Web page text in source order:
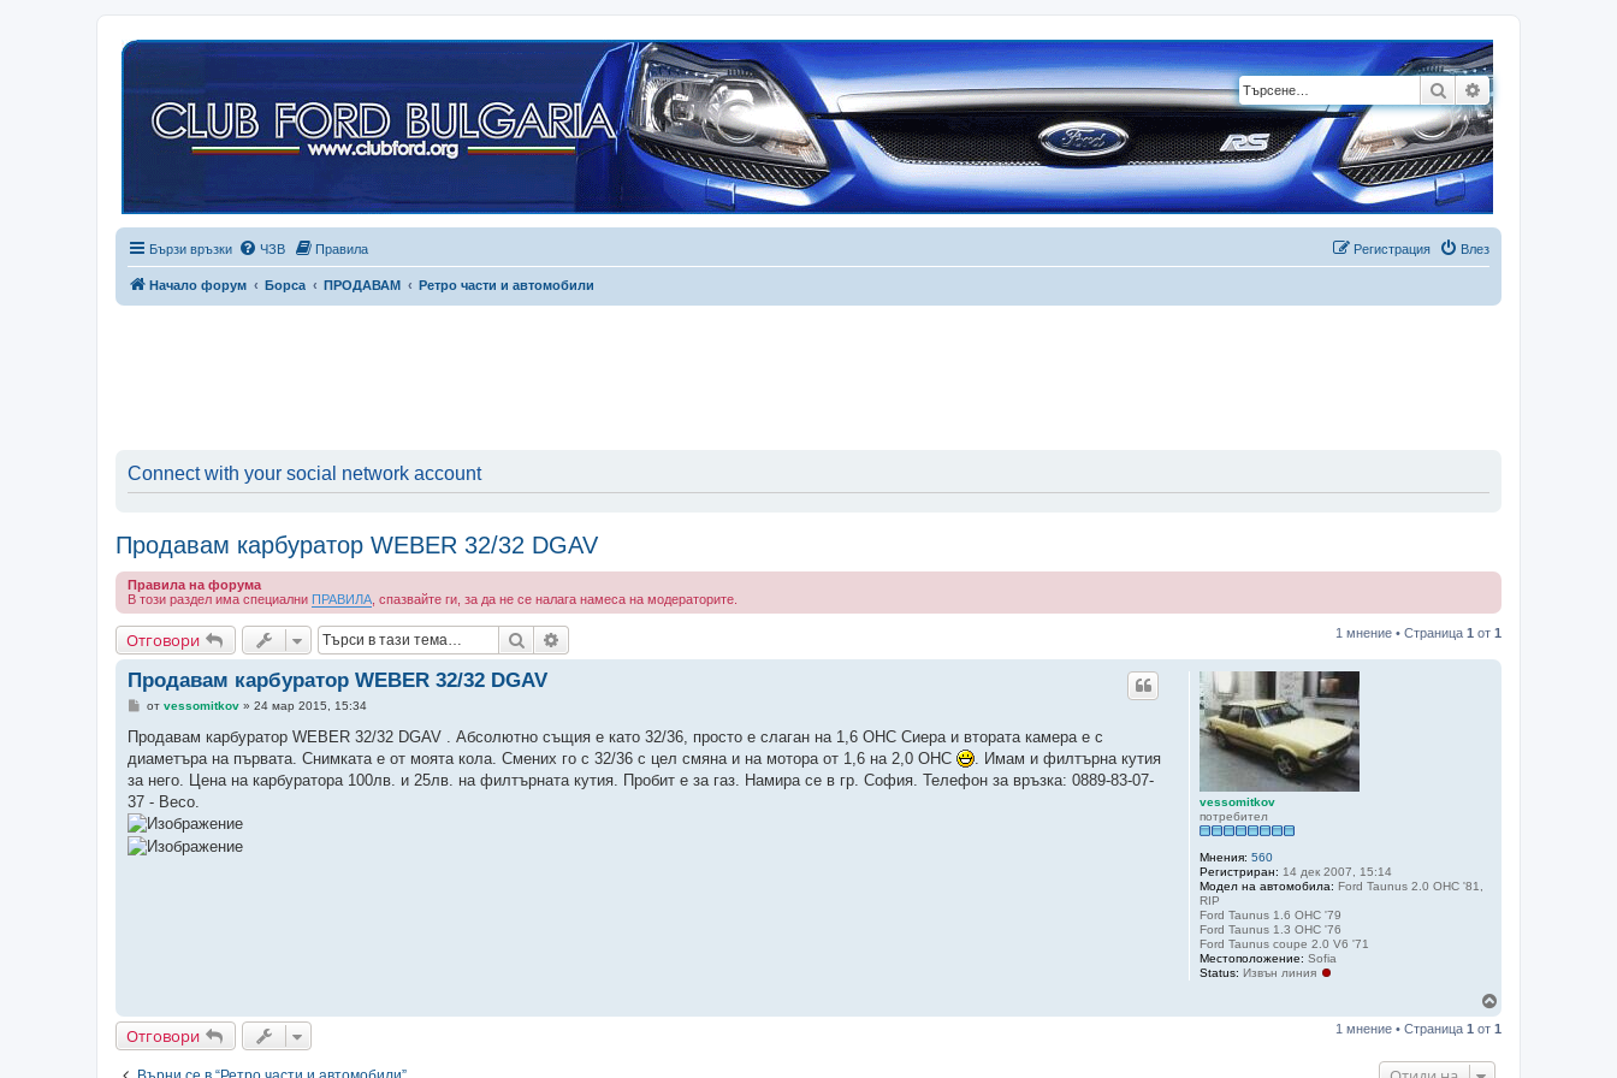
ТърсенеРазширено
Бързи връзки ЧЗВ Правила Влез
Регистрация
Начало форум Борса ПРОДАВАМ Ретро части и автомобили
Connect with your social network account
Продавам карбуратор WEBER 32/32 DGAV
Правила на форума
В този раздел има специални ПРАВИЛА , спазвайте ги, за да не се налага намеса на модераторите.
Отговори Търсене 1 мнение • Страница 1 от 1
vessomitkov
потребител
Мнения: 560
Регистриран: 14 дек 2007, 15:14
Модел на автомобила: Ford Taunus 2.0 OHC '81,
RIP
Ford Taunus 1.6 OHC '79
Ford Taunus 1.3 OHC '76
Ford Taunus coupe 2.0 V6 '71
Местоположение: Sofia
Status: Извън линия
Продавам карбуратор WEBER 32/32 DGAV
М
е
и
е
от vessomitkov» 24 мар 2015, 15:34
Продавам карбуратор WEBER 32/32 DGAV . Абсолютно същия е като 32/36, просто е слаган на 1,6 ОНС Сиера и втората камера е с
диаметъра на първата. Снимката е от моята кола. Смених го с 32/36 с цел смяна и на мотора от 1,6 на 2,0 ОНС
. Имам и филтърна кутия
за него. Цена на карбуратора 100лв. и 25лв. на филтърната кутия. Пробит е за газ. Намира се в гр. София. Телефон за връзка: 0889-83-07-
37 - Весо.
г
Отговори 1 мнение • Страница 1 от 1